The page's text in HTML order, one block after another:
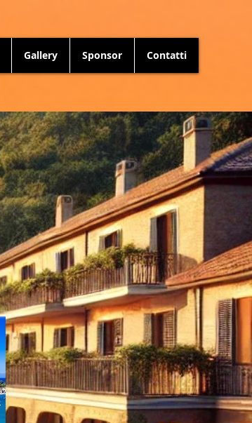
Gallery Sponsor Contatti